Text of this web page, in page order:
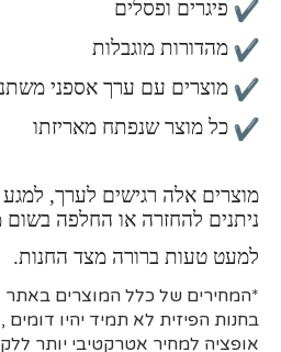
פיגרים ופסלים
מהדורות מוגבלות
מוצרים עם ערך אספני
כל מוצר שנפתח מאריזתו
מוצרים אלה רגישים לערך, למגע
ניתנים להחזרה או החלפה בשום
למעט טעות ברורה מצד החנות.
*המחירים של כלל המוצרים באתר
בחנות הפיזית לא תמיד יהיו דומים
אופציה למחיר אטרקטיבי יותר